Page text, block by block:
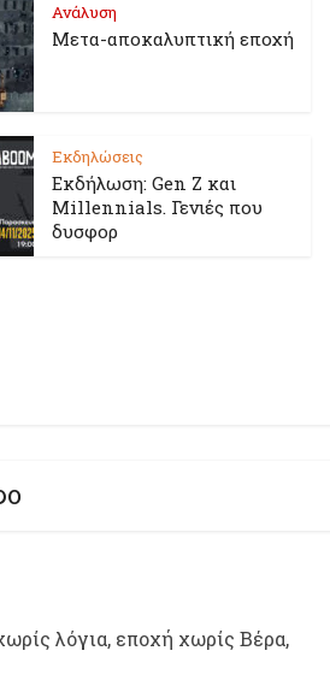
Ανάλυση
Μετα-αποκαλυπτική εποχή
Εκδηλώσεις
Εκδήλωση: Gen Z και
Millennials. Γενιές που
δυσφορ
λόγια, εποχή χωρίς Βέρα,